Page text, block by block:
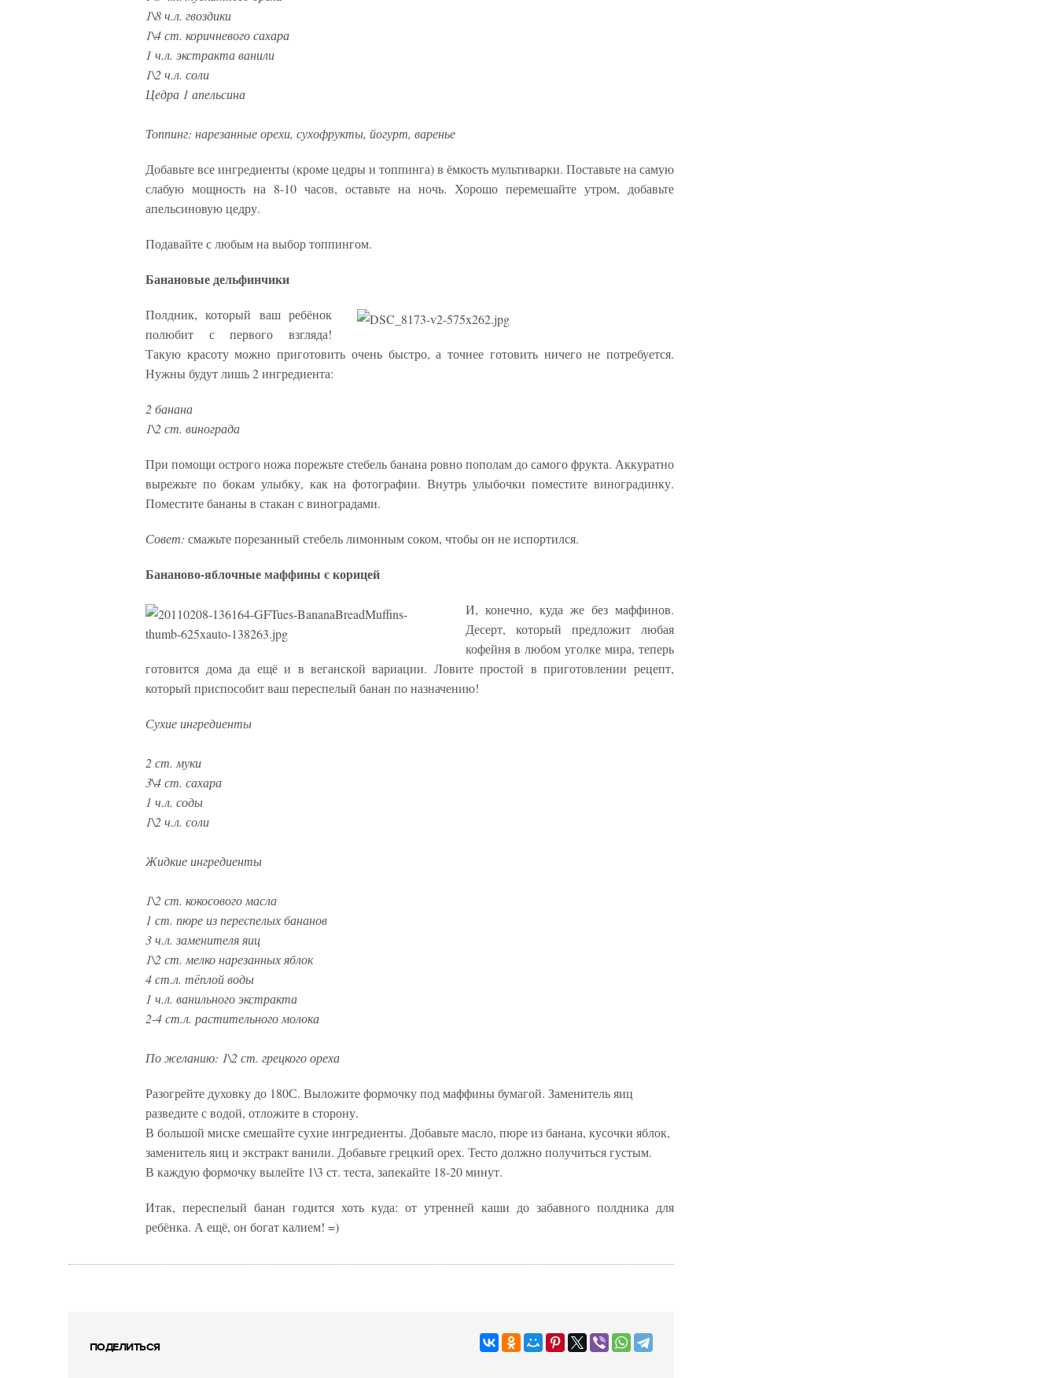
1\8 ч.л. гвоздики
1\4 ст. коричневого сахара
1 ч.л. экстракта ванили
1\2 ч.л. соли
Цедра 1 апельсина
Топпинг: нарезанные орехи, сухофрукты, йогурт, варенье
Добавьте все ингредиенты (кроме цедры и топпинга) в ёмкость мультиварки. Поставьте на самую
слабую мощность на 8-10 часов, оставьте на ночь. Хорошо перемешайте утром, добавьте
апельсиновую цедру.
Подавайте с любым на выбор топпингом.
Банановые дельфинчики
Полдник, который ваш ребёнок
полюбит с первого взгляда!
Такую красоту можно приготовить очень быстро, а точнее готовить ничего не потребуется.
Нужны будут лишь 2 ингредиента:
2 банана
1\2 ст. винограда
При помощи острого ножа порежьте стебель банана ровно пополам до самого фрукта. Аккуратно
вырежьте по бокам улыбку, как на фотографии. Внутрь улыбочки поместите виноградинку.
Поместите бананы в стакан с виноградами.
Совет: смажьте порезанный стебель лимонным соком, чтобы он не испортился.
Бананово-яблочные маффины с корицей
И, конечно, куда же без маффинов.
Десерт, который предложит любая
кофейня в любом уголке мира, теперь
готовится дома да ещё и в веганской вариации. Ловите простой в приготовлении рецепт,
который приспособит ваш переспелый банан по назначению!
Сухие ингредиенты
2 ст. муки
3\4 ст. сахара
1 ч.л. соды
1\2 ч.л. соли
Жидкие ингредиенты
1\2 ст. кокосового масла
1 ст. пюре из переспелых бананов
3 ч.л. заменителя яиц
1\2 ст. мелко нарезанных яблок
4 ст.л. тёплой воды
1 ч.л. ванильного экстракта
2-4 ст.л. растительного молока
По желанию: 1\2 ст. грецкого ореха
Разогрейте духовку до 180С. Выложите формочку под маффины бумагой. Заменитель яиц
разведите с водой, отложите в сторону.
В большой миске смешайте сухие ингредиенты. Добавьте масло, пюре из банана, кусочки яблок,
заменитель яиц и экстракт ванили. Добавьте грецкий орех. Тесто должно получиться густым.
В каждую формочку вылейте 1\3 ст. теста, запекайте 18-20 минут.
Итак, переспелый банан годится хоть куда: от утренней каши до забавного полдника для
ребёнка. А ещё, он богат калием! =)
ПОДЕЛИТЬСЯ